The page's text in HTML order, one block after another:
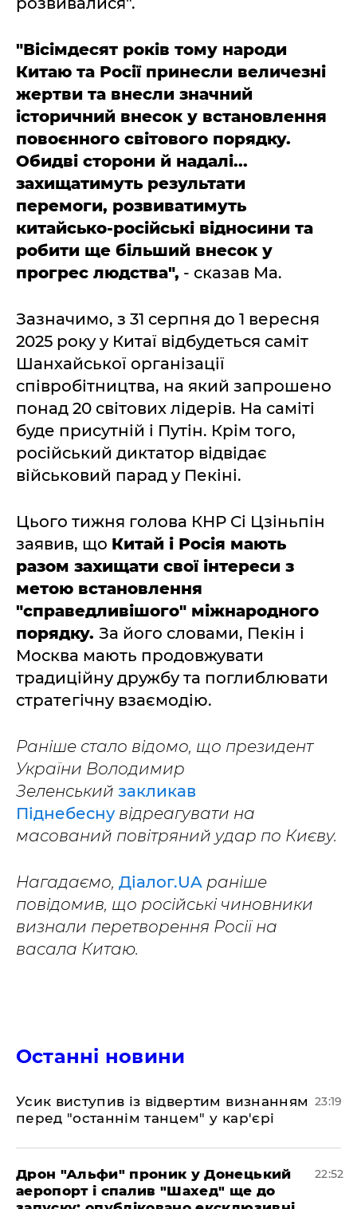
"Вісімдесят років тому народи
Китаю та Росії принесли величезні
жертви та внесли значний
історичний внесок у встановлення
повоєнного світового порядку.
Обидві сторони й надалі...
захищатимуть результати
перемоги, розвиватимуть
китайсько-російські відносини та
робити ще більший внесок у
прогрес людства", - сказав Ма.
Зазначимо, з 31 серпня до 1 вересня
2025 року у Китаї відбудеться саміт
Шанхайської організації
співробітництва, на який запрошено
понад 20 світових лідерів. На саміті
буде присутній і Путін. Крім того,
російський диктатор відвідає
військовий парад у Пекіні.
Цього тижня голова КНР Сі Цзіньпін
заявив, що Китай і Росія мають
разом захищати свої інтереси з
метою встановлення
"справедливішого" міжнародного
порядку. За його словами, Пекін і
Москва мають продовжувати
традиційну дружбу та поглиблювати
стратегічну взаємодію.
Раніше стало відомо, що президент
України Володимир
Зеленський закликав
Піднебеснувідреагувати на
масований повітряний удар по Києву.
Нагадаємо, Діалог.UA раніше
повідомив, що російські чиновники
визнали перетворення Росії на
васала Китаю.
Останні новини
​Усик виступив із відвертим визнанням
перед "останнім танцем" у кар'єрі
23:19
​Дрон "Альфи" проник у Донецький
аеропорт і спалив "Шахед" ще до
22:52